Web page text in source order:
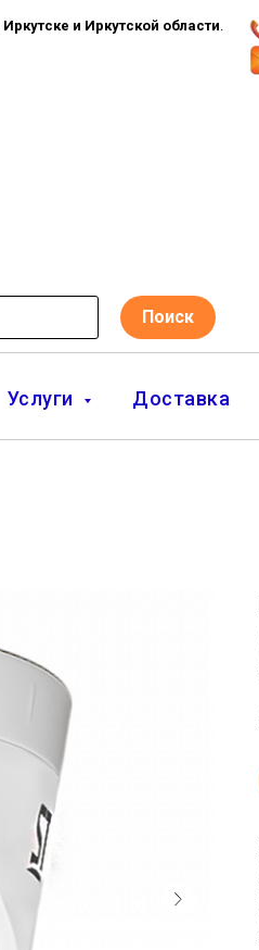
Иркутске и Иркутской области.
Поиск
Услуги Доставка